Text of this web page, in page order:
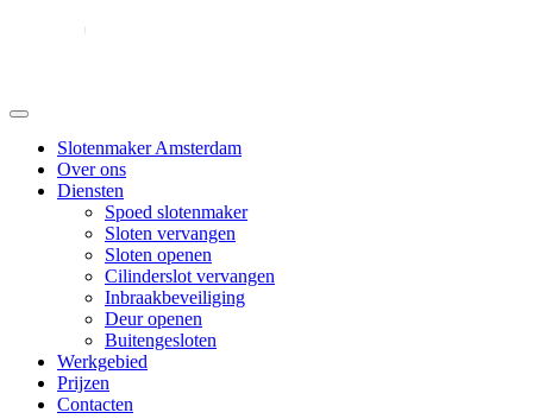
Slotenmaker Amsterdam
Over ons
Diensten
Spoed slotenmaker
Sloten vervangen
Sloten openen
Cilinderslot vervangen
Inbraakbeveiliging
Deur openen
Buitengesloten
Werkgebied
Prijzen
Contacten